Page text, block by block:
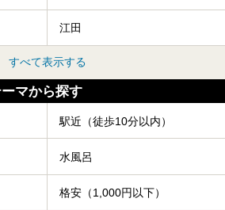
江田
すべて表示する
マから探す
駅近（徒歩10分以内）
水風呂
格安（1,000円以下）